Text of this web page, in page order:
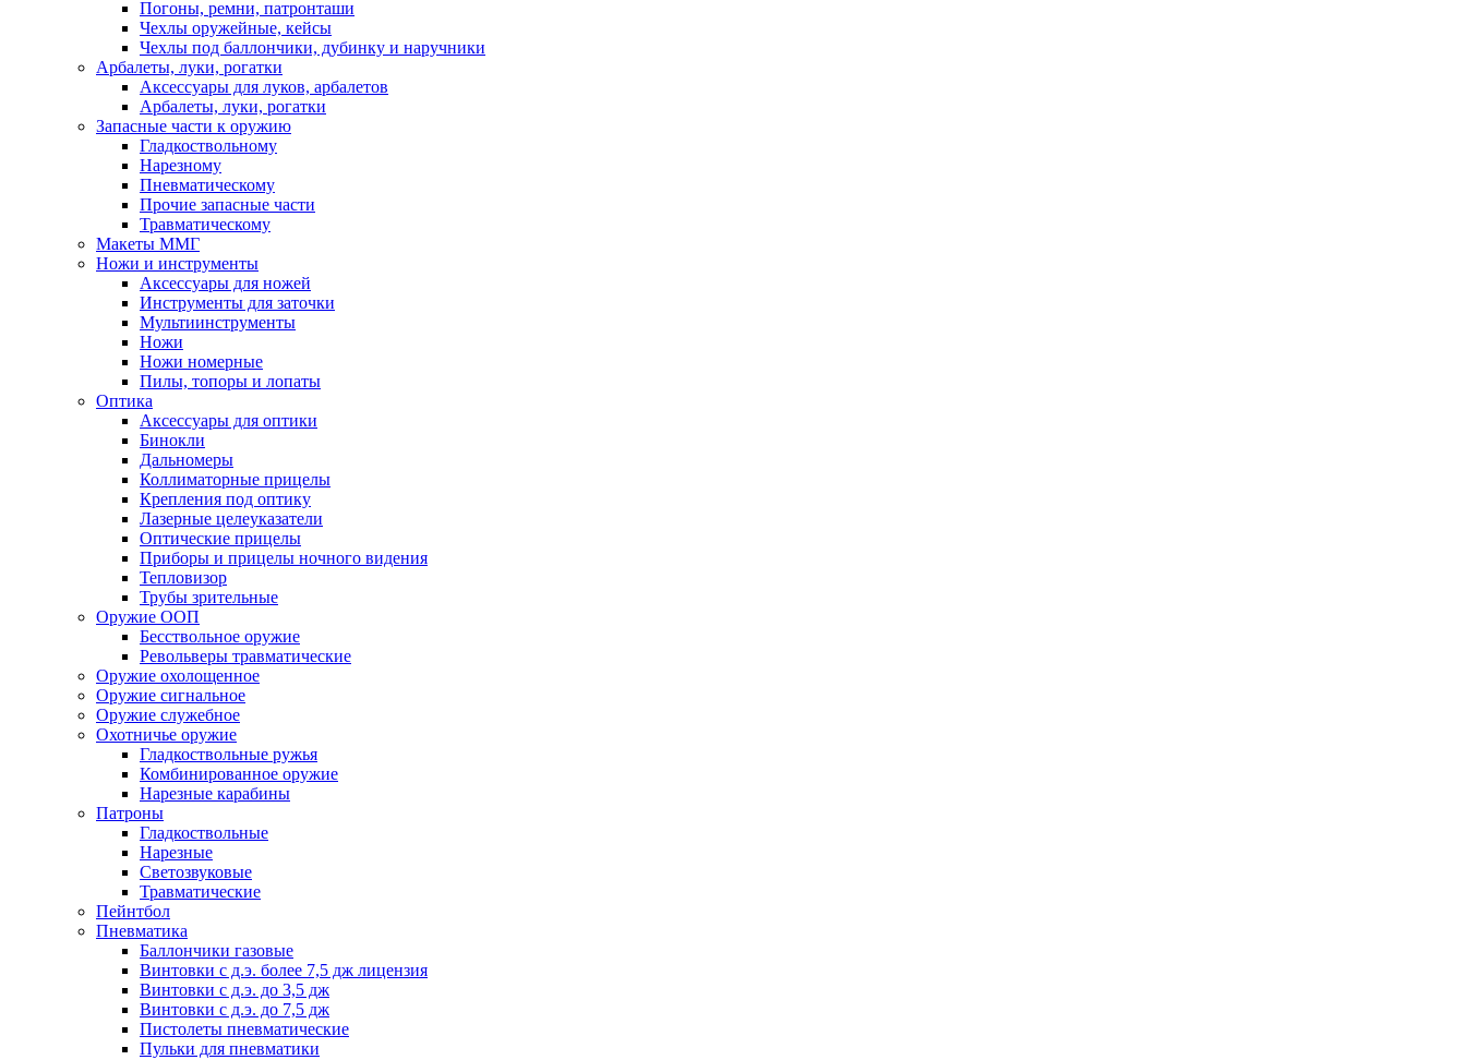
Погоны, ремни, патронташи
Чехлы оружейные, кейсы
Чехлы под баллончики, дубинку и наручники
Арбалеты, луки, рогатки
Аксессуары для луков, арбалетов
Арбалеты, луки, рогатки
Запасные части к оружию
Гладкоствольному
Нарезному
Пневматическому
Прочие запасные части
Травматическому
Макеты ММГ
Ножи и инструменты
Аксессуары для ножей
Инструменты для заточки
Мультиинструменты
Ножи
Ножи номерные
Пилы, топоры и лопаты
Оптика
Аксессуары для оптики
Бинокли
Дальномеры
Коллиматорные прицелы
Крепления под оптику
Лазерные целеуказатели
Оптические прицелы
Приборы и прицелы ночного видения
Тепловизор
Трубы зрительные
Оружие ООП
Бесствольное оружие
Револьверы травматические
Оружие охолощенное
Оружие сигнальное
Оружие служебное
Охотничье оружие
Гладкоствольные ружья
Комбинированное оружие
Нарезные карабины
Патроны
Гладкоствольные
Нарезные
Светозвуковые
Травматические
Пейнтбол
Пневматика
Баллончики газовые
Винтовки с д.э. более 7,5 дж лицензия
Винтовки с д.э. до 3,5 дж
Винтовки с д.э. до 7,5 дж
Пистолеты пневматические
Пульки для пневматики